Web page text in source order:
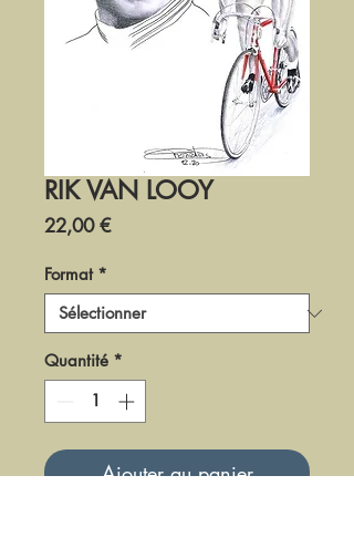
RIK VAN LOOY
22,00 €Prix
Format *
Quantité *
Ajouter au panier